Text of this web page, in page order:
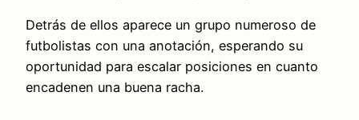
Detrás de ellos aparece un grupo numeroso de
futbolistas con una anotación, esperando su
oportunidad para escalar posiciones en cuanto
encadenen una buena racha.